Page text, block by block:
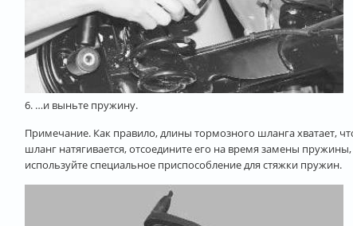
6. …и выньте пружину.
Примечание. Как правило, длины тормозного шланга хватает,
шланг натягивается, отсоедините его на время замены
используйте специальное приспособление для стяжки пружин.